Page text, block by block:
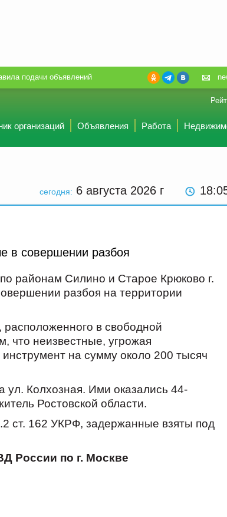
подачи объявлений
организаций Объявления Работа
сегодня: 6 августа 2026 г
в совершении разбоя
районам Силино и Старое Крюково г.
разбоя на территории
в свободной
что неизвестные, угрожая
на сумму около 200 тысяч
Колхозная. Ими оказались 44-
Ростовской области.
ст. 162 УКРФ, задержанные взяты под
России по г. Москве